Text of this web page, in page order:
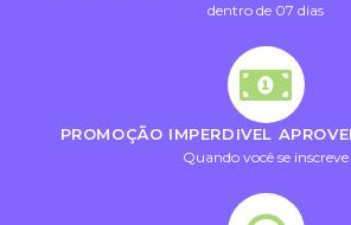
dentro de 07 dias
PROMOÇÃO IMPERDIVEL
Quando você se inscreve